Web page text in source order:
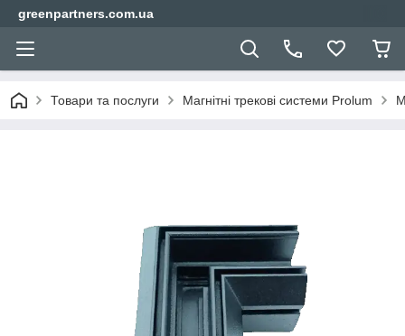
greenpartners.com.ua
Товари та послуги Магнітні трекові системи Prolum